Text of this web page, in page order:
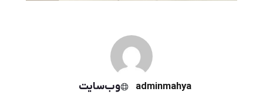
adminmahya وب‌سایت